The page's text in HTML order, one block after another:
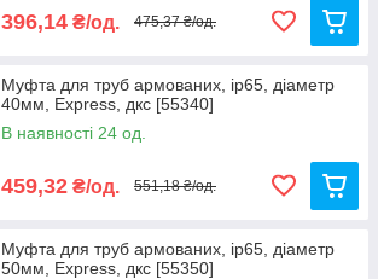
396,14 ₴/од. 475,37 ₴/од.
Муфта для труб армованих, ip65, діаметр
40мм, Express, дкс [55340]
В наявності 24 од.
459,32 ₴/од. 551,18 ₴/од.
Муфта для труб армованих, ip65, діаметр
50мм, Express, дкс [55350]